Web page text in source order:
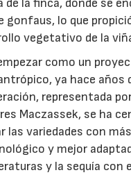
de la finca, donde se
gonfaus, lo que
vegetativo de la
como un
ya hace años
representada
Maczassek, se ha
las variedades con más
y mejor
y la sequía con